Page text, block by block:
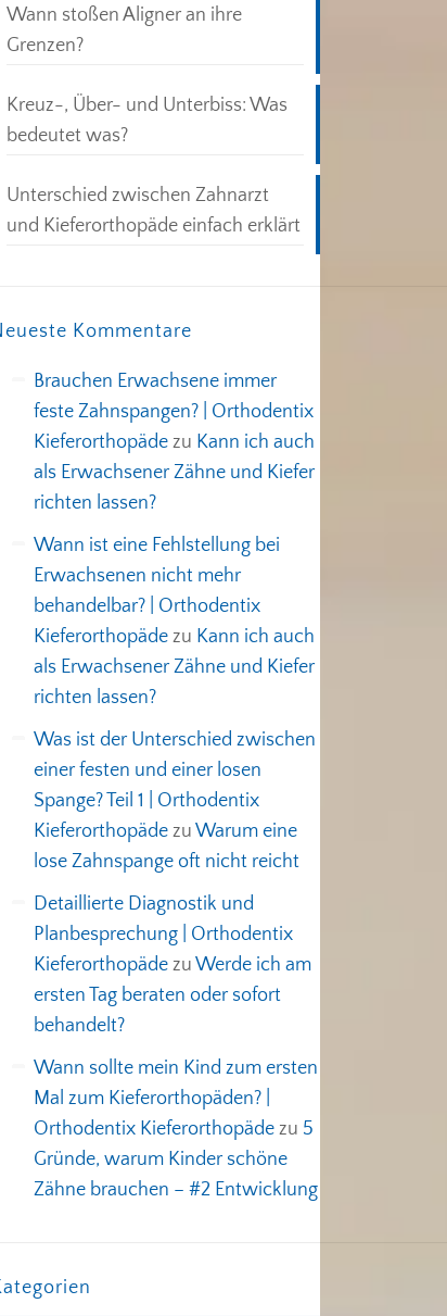
Wann stoßen Aligner an ihre
Grenzen?
Kreuz-, Über- und Unterbiss: Was
bedeutet was?
Unterschied zwischen Zahnarzt
und Kieferorthopäde einfach erklärt
Kommentare
Brauchen Erwachsene immer
feste Zahnspangen? | Orthodentix
Kieferorthopäde zu Kann ich auch
als Erwachsener Zähne und Kiefer
richten lassen?
Wann ist eine Fehlstellung bei
Erwachsenen nicht mehr
behandelbar? | Orthodentix
Kieferorthopäde zu Kann ich auch
als Erwachsener Zähne und Kiefer
richten lassen?
Was ist der Unterschied zwischen
einer festen und einer losen
Spange? Teil 1 | Orthodentix
Kieferorthopäde zu Warum eine
lose Zahnspange oft nicht reicht
Detaillierte Diagnostik und
Planbesprechung | Orthodentix
Kieferorthopäde zu Werde ich am
ersten Tag beraten oder sofort
behandelt?
Wann sollte mein Kind zum ersten
Mal zum Kieferorthopäden? |
Orthodentix Kieferorthopäde zu 5
Gründe, warum Kinder schöne
Zähne brauchen – #2 Entwicklung